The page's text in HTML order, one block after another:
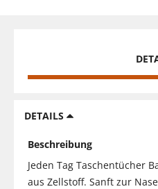
DETAILS
Beschreibung
Jeden Tag Taschentücher
aus Zellstoff. Sanft zur